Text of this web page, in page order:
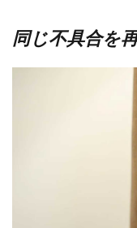
同じ不具合を